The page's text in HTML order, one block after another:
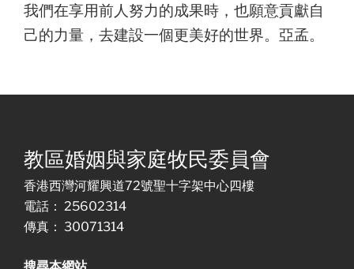
我們在享用前人努力的成果時，也願意貢獻自
己的力量，去建設一個更美好的世界。亞孟。
教區婚姻與家庭牧民委員會
香港西灣河耀興道72號聖十字架中心四樓
電話： 25602314
傳真： 30071314